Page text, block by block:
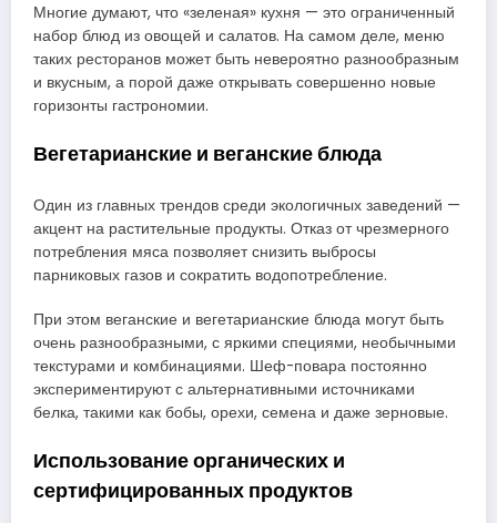
Многие думают, что «зеленая» кухня — это ограниченный
набор блюд из овощей и салатов. На самом деле, меню
таких ресторанов может быть невероятно разнообразным
и вкусным, а порой даже открывать совершенно новые
горизонты гастрономии.
Вегетарианские и веганские блюда
Один из главных трендов среди экологичных заведений —
акцент на растительные продукты. Отказ от чрезмерного
потребления мяса позволяет снизить выбросы
парниковых газов и сократить водопотребление.
При этом веганские и вегетарианские блюда могут быть
очень разнообразными, с яркими специями, необычными
текстурами и комбинациями. Шеф-повара постоянно
экспериментируют с альтернативными источниками
белка, такими как бобы, орехи, семена и даже зерновые.
Использование органических и
сертифицированных продуктов